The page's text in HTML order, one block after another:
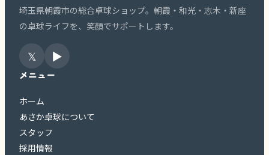
埼玉県朝霞市の総合卓球ショップ。朝霞・和光・志木・新座
の卓球ライフを、笑顔でサポートします。
𝕏 ▶
メニュー
ホーム
あさか卓球について
スタッフ
採用情報